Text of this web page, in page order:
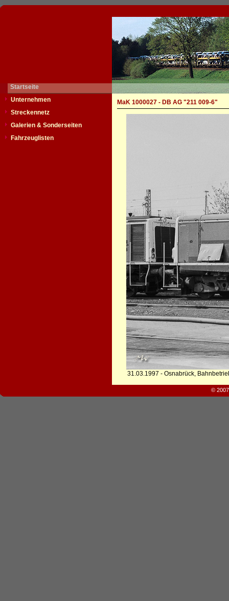
Startseite
Unternehmen
Streckennetz
Galerien & Sonderseiten
Fahrzeuglisten
MaK 1000027 - DB AG "211 009-6"
31.03.1997 - Osnabrück,
©